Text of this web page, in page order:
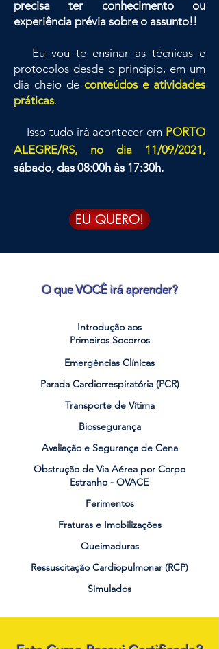
precisa ter conhecimento ou
experiência prévia sobre o assunto!!
Eu vou te ensinar as técnicas e
protocolos desde o princípio, em um
dia cheio de conteúdos e atividades
práticas.
Isso tudo irá acontecer em PORTO
ALEGRE/RS, no dia 11/09/2021,
sábado, das 08:00h às 17:30h.
EU QUERO!
Introdução aos
Primeiros Socorros
Biossegurança
O que VOCÊ irá aprender?
Emergências Clínicas
Parada Cardiorrespiratória (PCR)
Transporte de Vítima
Obstrução de Via Aérea por Corpo
Estranho - OVACE
Ferimentos
Fraturas e Imobilizações
Avaliação e Segurança de Cena
Queimaduras
Ressuscitação Cardiopulmonar (RCP)
Simulados